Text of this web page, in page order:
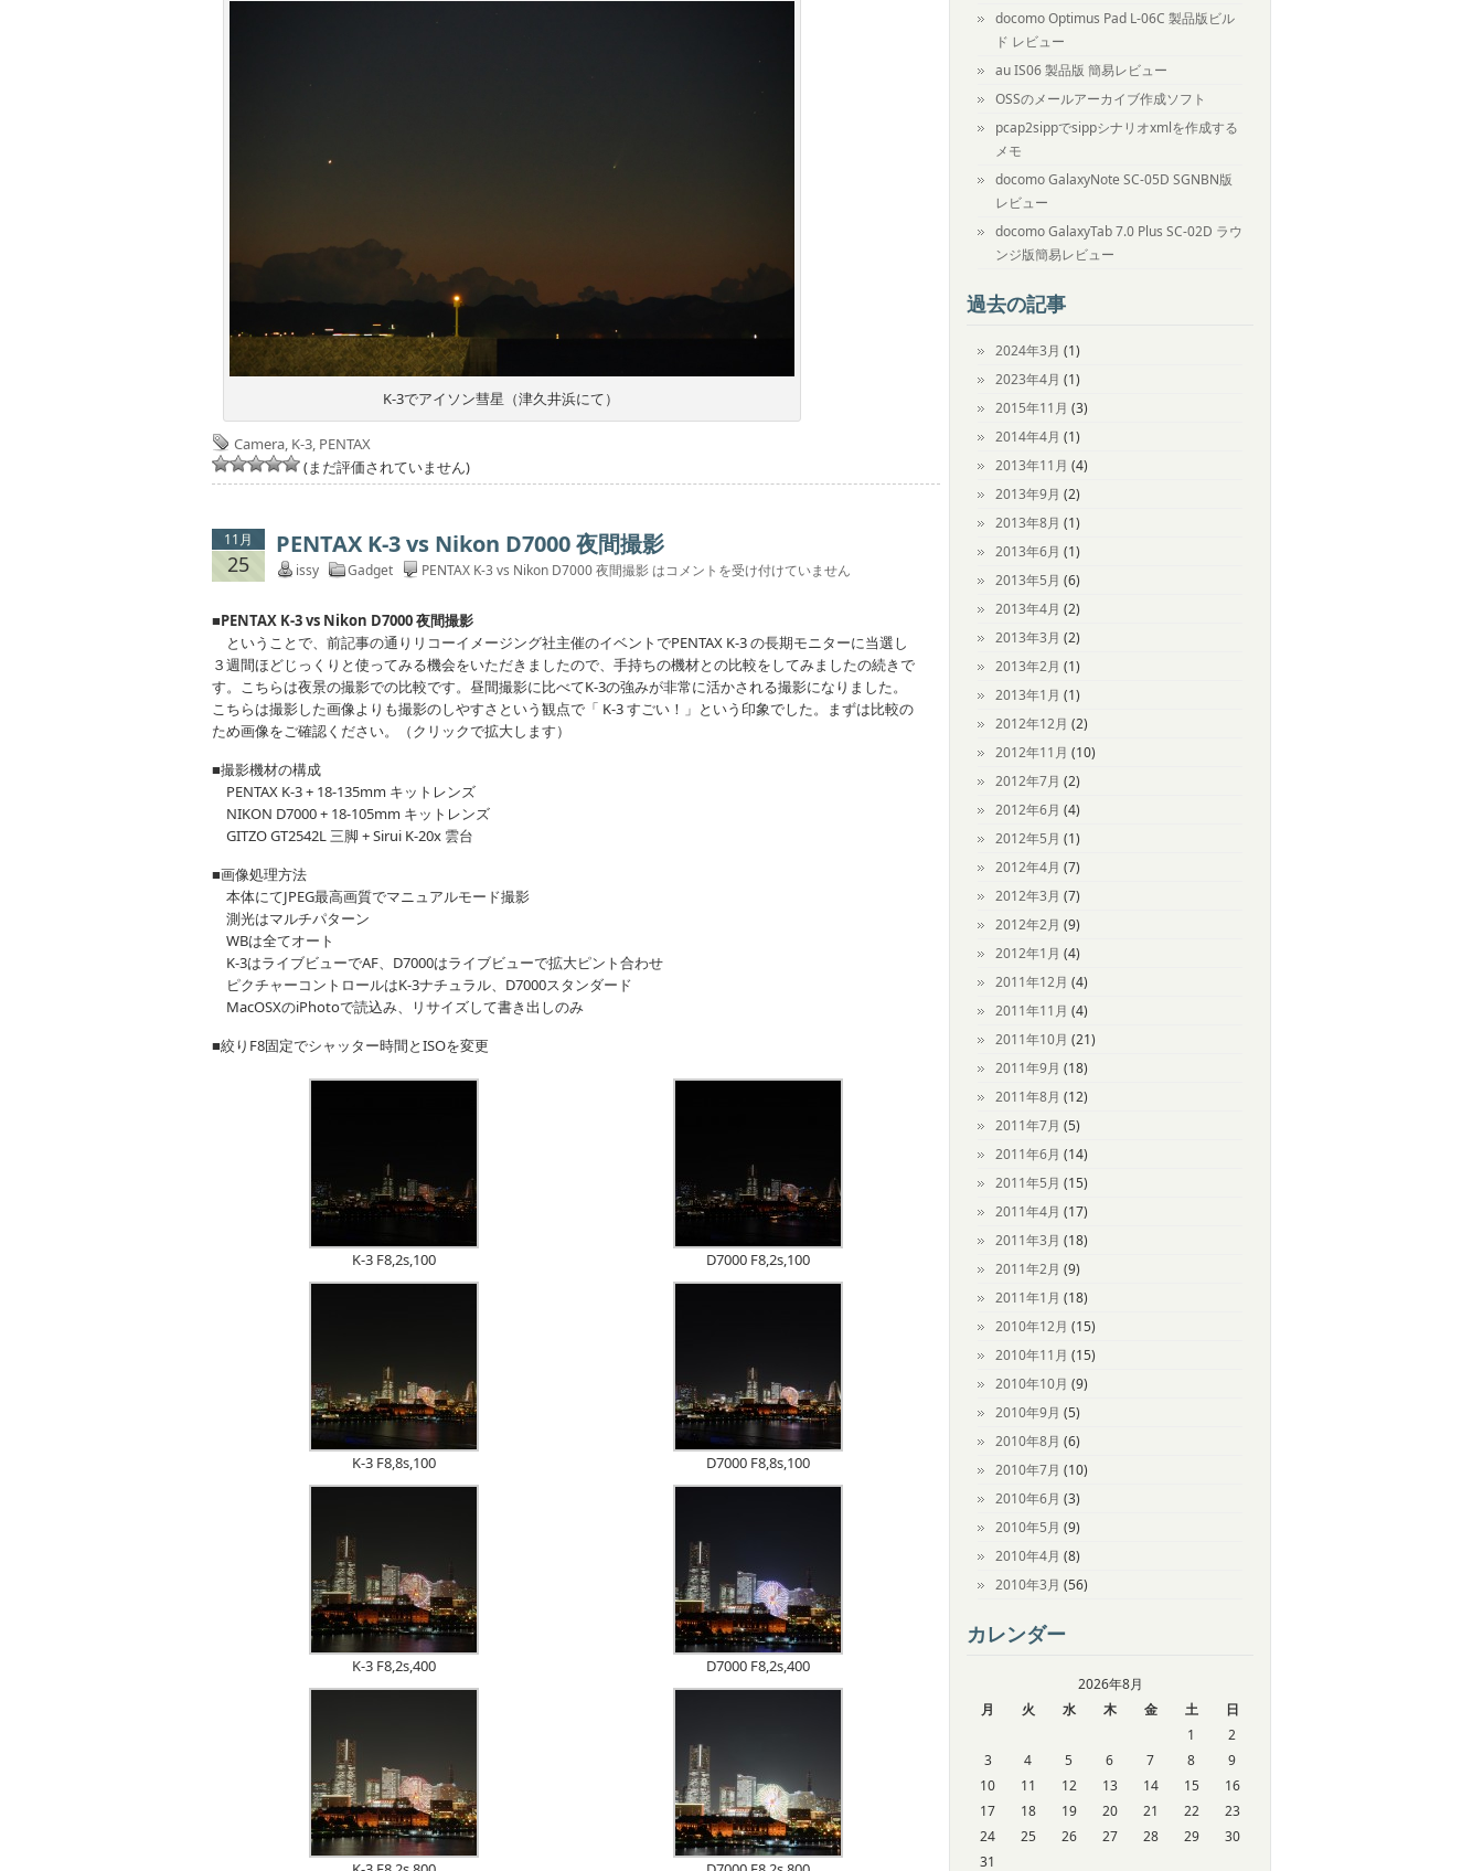
K-3でアイソン彗星（津久井浜にて）
Camera, K-3, PENTAX
(まだ評価されていません)
11月
25
PENTAX K-3 vs Nikon D7000 夜間撮影
issy Gadget PENTAX K-3 vs Nikon D7000 夜間撮影 はコメントを受け付けていません
■PENTAX K-3 vs Nikon D7000 夜間撮影
ということで、前記事の通りリコーイメージング社主催のイベントでPENTAX K-3 の長期モニターに当選し
３週間ほどじっくりと使ってみる機会をいただきましたので、手持ちの機材との比較をしてみましたの続きで
す。こちらは夜景の撮影での比較です。昼間撮影に比べてK-3の強みが非常に活かされる撮影になりました。
こちらは撮影した画像よりも撮影のしやすさという観点で「 K-3 すごい！」という印象でした。まずは比較の
ため画像をご確認ください。（クリックで拡大します）
■撮影機材の構成
PENTAX K-3 + 18-135mm キットレンズ
NIKON D7000 + 18-105mm キットレンズ
GITZO GT2542L 三脚 + Sirui K-20x 雲台
■画像処理方法
本体にてJPEG最高画質でマニュアルモード撮影
測光はマルチパターン
WBは全てオート
K-3はライブビューでAF、D7000はライブビューで拡大ピント合わせ
ピクチャーコントロールはK-3ナチュラル、D7000スタンダード
MacOSXのiPhotoで読込み、リサイズして書き出しのみ
■絞りF8固定でシャッター時間とISOを変更
K-3 F8,2s,100 D7000 F8,2s,100
K-3 F8,8s,100 D7000 F8,8s,100
K-3 F8,2s,400 D7000 F8,2s,400
docomo Optimus Pad L-06C 製品版ビル
ド レビュー
au IS06 製品版 簡易レビュー
OSSのメールアーカイブ作成ソフト
pcap2sippでsippシナリオxmlを作成する
メモ
docomo GalaxyNote SC-05D SGNBN版
レビュー
docomo GalaxyTab 7.0 Plus SC-02D ラウ
ンジ版簡易レビュー
過去の記事
2024年3月 (1)
2023年4月 (1)
2015年11月 (3)
2014年4月 (1)
2013年11月 (4)
2013年9月 (2)
2013年8月 (1)
2013年6月 (1)
2013年5月 (6)
2013年4月 (2)
2013年3月 (2)
2013年2月 (1)
2013年1月 (1)
2012年12月 (2)
2012年11月 (10)
2012年7月 (2)
2012年6月 (4)
2012年5月 (1)
2012年4月 (7)
2012年3月 (7)
2012年2月 (9)
2012年1月 (4)
2011年12月 (4)
2011年11月 (4)
2011年10月 (21)
2011年9月 (18)
2011年8月 (12)
2011年7月 (5)
2011年6月 (14)
2011年5月 (15)
2011年4月 (17)
2011年3月 (18)
2011年2月 (9)
2011年1月 (18)
2010年12月 (15)
2010年11月 (15)
2010年10月 (9)
2010年9月 (5)
2010年8月 (6)
2010年7月 (10)
2010年6月 (3)
2010年5月 (9)
2010年4月 (8)
2010年3月 (56)
カレンダー
2026年8月
月
火 水 木 金 土
日
1
2
3
4 5 6 7 8
9
10
11 12 13 14 15
16
17
18 19 20 21 22
23
24
25 26 27 28 29
30
31